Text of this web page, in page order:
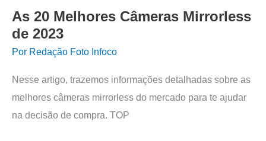
As 20 Melhores Câmeras Mirrorless
de 2023
Por Redação Foto Infoco
Nesse artigo, trazemos informações detalhadas sobre as
melhores câmeras mirrorless do mercado para te ajudar
na decisão de compra. TOP